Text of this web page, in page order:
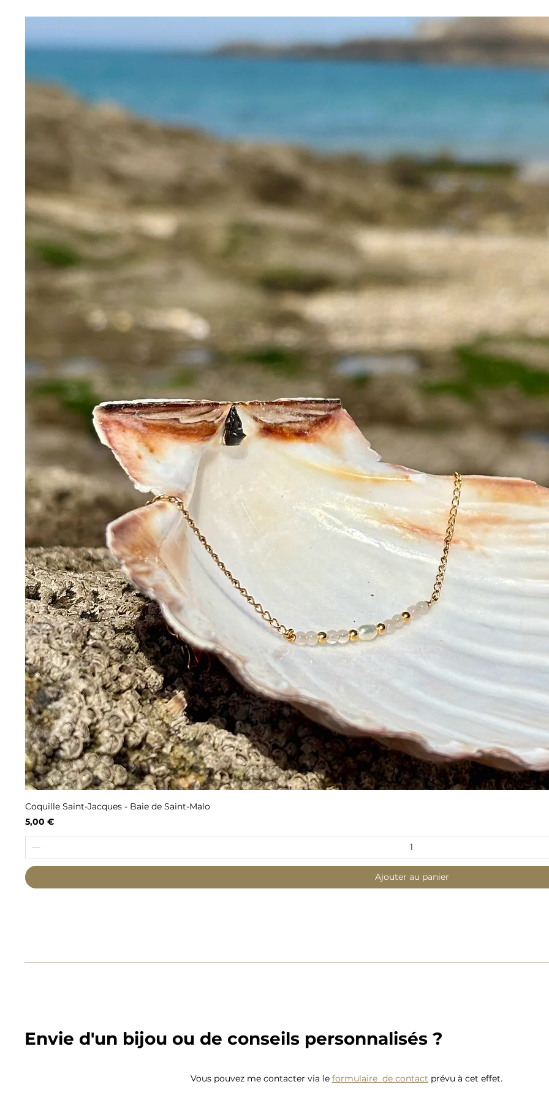
Coquille Saint-Jacques - Baie de Saint-Malo
Prix
5,00 €
Ajouter au panier
Envie d'un bijou ou de conseils personnalisés ?
Vous pouvez me contacter via le formulaire de contact prévu à cet effet.